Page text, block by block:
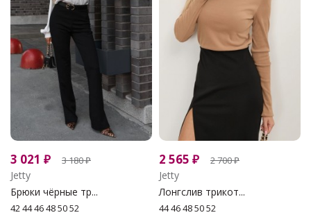
3 021 ₽ 3 180₽
Jetty
Брюки чёрные тр...
42 44 46 48 50 52
2 565 ₽ 2 700₽
Jetty
Лонгслив трикот...
44 46 48 50 52